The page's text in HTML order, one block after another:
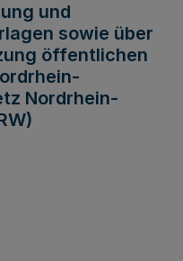
und
sowie über
öffentlichen
Nordrhein-